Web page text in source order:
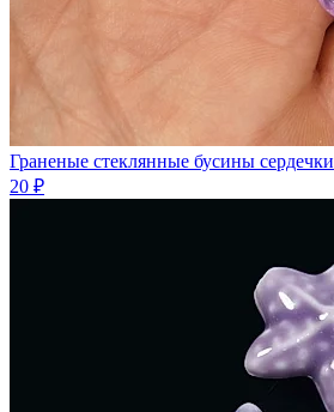
Граненые стеклянные бусины сердечки
20 ₽